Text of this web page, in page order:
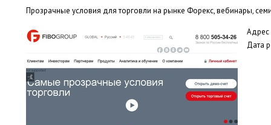
Прозрачные условия для торговли на рынке Форекс, вебинары,
Адрес
Дата